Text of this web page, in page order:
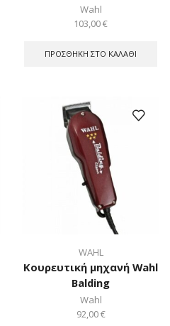
Wahl
103,00€
ΠΡΟΣΘΉΚΗ ΣΤΟ ΚΑΛΆΘΙ
WAHL
Κουρευτική μηχανή Wahl
Balding
Wahl
92,00€